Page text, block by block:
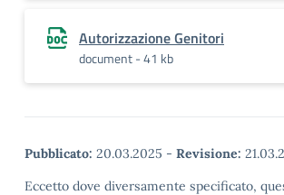
Autorizzazione Genitori
document - 41 kb
Pubblicato: 20.03.2025 - Revisione:
Eccetto dove diversamente specificato,